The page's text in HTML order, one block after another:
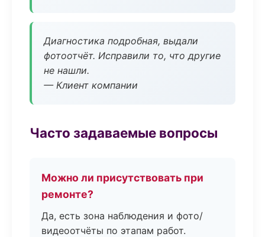
Диагностика подробная, выдали
фотоотчёт. Исправили то, что другие
не нашли.
— Клиент компании
Часто задаваемые вопросы
Можно ли присутствовать при
ремонте?
Да, есть зона наблюдения и фото/
видеоотчёты по этапам работ.